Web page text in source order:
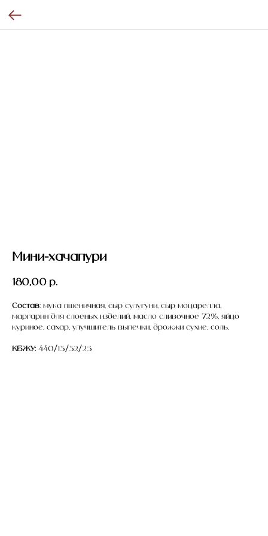
Мини-хачапури
180,00 р.
Состав: мука пшеничная, сыр сулугуни, сыр моцарелла,
маргарин для слоеных изделий, масло сливочное 72%, яйцо
куриное, сахар, улучшитель выпечки, дрожжи сухие, соль.
КБЖУ:440/13/32/25